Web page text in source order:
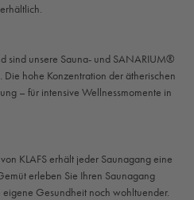
sind unsere Sauna- und SANARIUM®
hohe Konzentration der ätherischen
– für intensive Wellnessmomente in
KLAFS erhält jeder Saunagang eine
erleben Sie Ihren Saunagang
Gesundheit noch wohltuender.